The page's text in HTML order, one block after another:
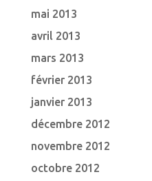
mai 2013
avril 2013
mars 2013
février 2013
janvier 2013
décembre 2012
novembre 2012
octobre 2012